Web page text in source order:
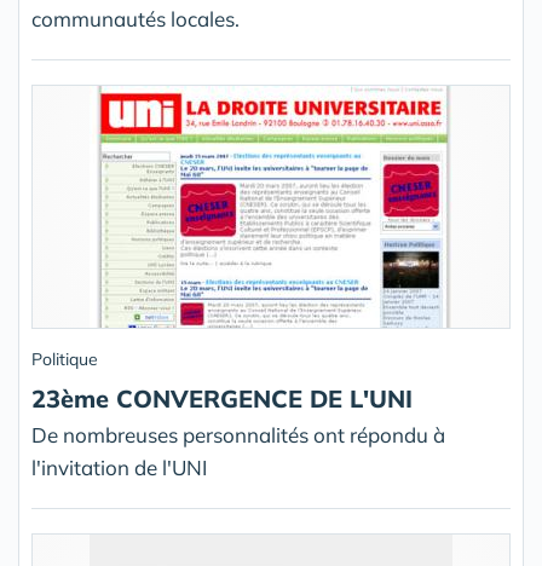
communautés locales.
Politique
23ème CONVERGENCE DE L'UNI
De nombreuses personnalités ont répondu à
l'invitation de l'UNI